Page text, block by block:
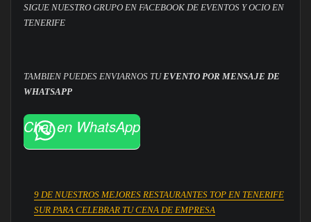
en
SIGUE NUESTRO GRUPO EN FACEBOOK DE EVENTOS Y OCIO EN
TENERIFE
TAMBIEN PUEDES ENVIARNOS TUEVENTO POR MENSAJE DE
WHATSAPP
Chat en WhatsApp
9 DE NUESTROS MEJORES RESTAURANTES TOP EN TENERIFE
SUR PARA CELEBRAR TU CENA DE EMPRESA